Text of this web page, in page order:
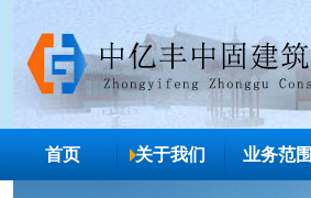
首页 关于我们 业务范围